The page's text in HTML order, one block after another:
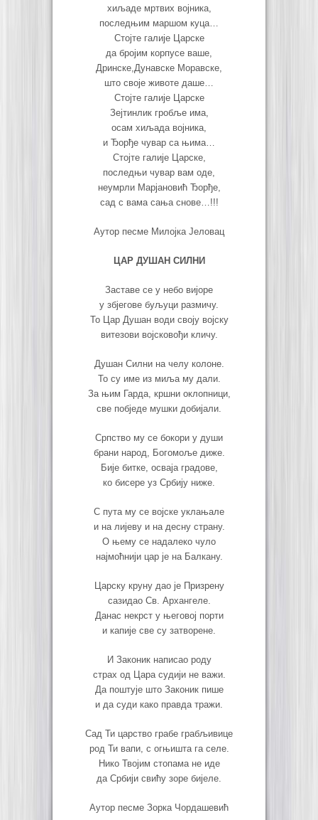
хиљаде мртвих војника,
последњим маршом куца…
Стојте галије Царске
да бројим корпусе ваше,
Дринске,Дунавске Моравске,
што своје животе даше…
Стојте галије Царске
Зејтинлик гробље има,
осам хиљада војника,
и Ђорђе чувар са њима…
Стојте галије Царске,
последњи чувар вам оде,
неумрли Марјановић Ђорђе,
сад с вама сања снове…!!!
Аутор песме Милојка Јеловац
ЦАР ДУШАН СИЛНИ
Заставе се у небо вијоре
у збјегове буљуци размичу.
То Цар Душан води своју војску
витезови војсковођи кличу.
Душан Силни на челу колоне.
То су име из миља му дали.
За њим Гарда, кршни оклопници,
све побједе мушки добијали.
Српство му се бокори у души
брани народ, Богомоље диже.
Бије битке, осваја градове,
ко бисере уз Србију ниже.
С пута му се војске уклањале
и на лијеву и на десну страну.
О њему се надалеко чуло
најмоћнији цар је на Балкану.
Царску круну дао је Призрену
сазидао Св. Архангеле.
Данас некрст у његовој порти
и капије све су затворене.
И Законик написао роду
страх од Цара судији не важи.
Да поштује што Законик пише
и да суди како правда тражи.
Сад Ти царство грабе грабљивице
род Ти вапи, с огњишта га селе.
Нико Твојим стопама не иде
да Србији свићу зоре бијеле.
Аутор песме Зорка Чордашевић